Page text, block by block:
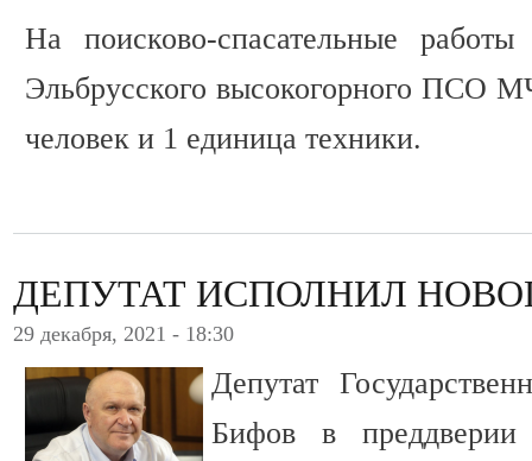
На поисково-спасательные работы
Эльбрусского высокогорного ПСО
человек и 1 единица техники.
ДЕПУТАТ ИСПОЛНИЛ
29 декабря, 2021 - 18:30
Депутат
Бифов в